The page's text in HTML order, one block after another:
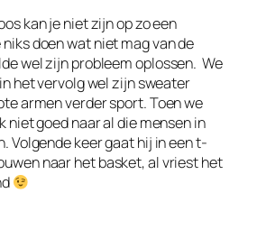
kan je niet zijn op zo een
doen wat niet mag van de
wel zijn probleem oplossen. We
het vervolg wel zijn sweater
armen verder sport. Toen we
niet goed naar al die mensen in
Volgende keer gaat hij in een t-
naar het basket, al vriest het